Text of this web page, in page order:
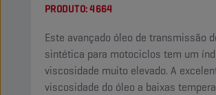
PRODUTO:4664
Este avançado óleo de transmissão
sintética para motociclos tem um
viscosidade muito elevado. A
viscosidade do óleo a baixas